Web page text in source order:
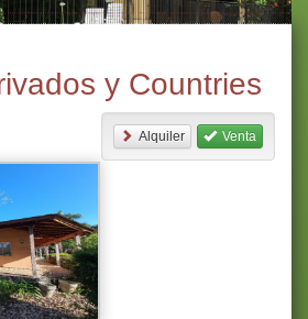
y Countries
Alquiler Venta